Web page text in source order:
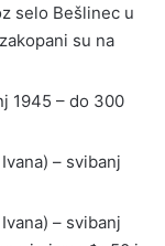
selo Bešlinec u
su na
1945 – do 300
– svibanj
– svibanj